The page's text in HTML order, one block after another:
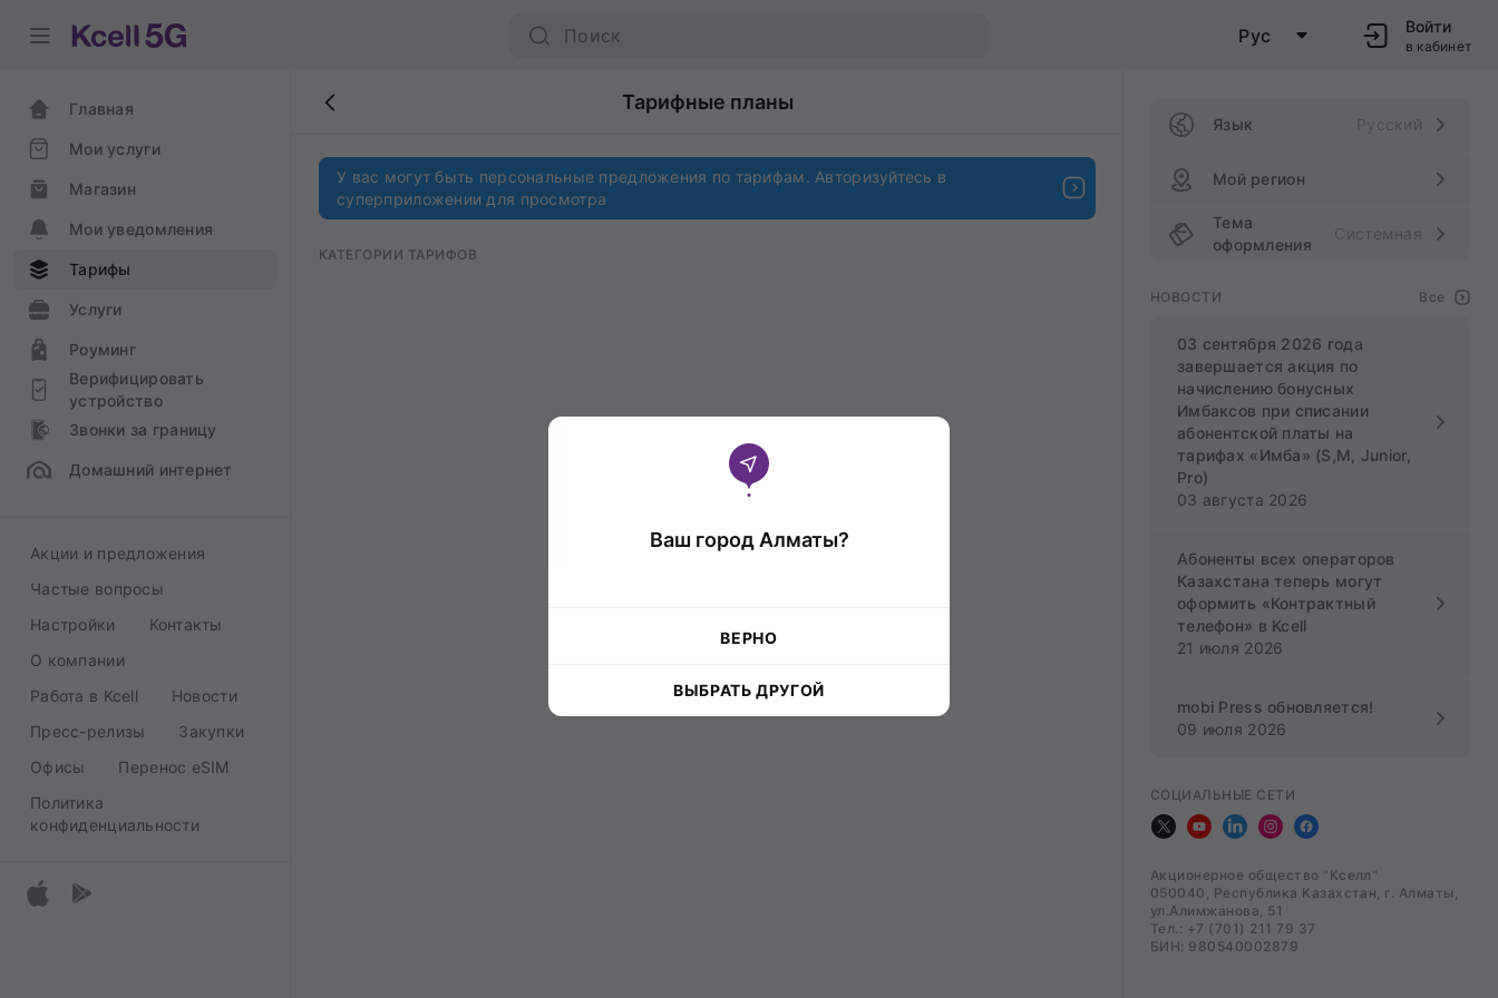
Рус Войти
в кабинет
Главная
Мои услуги
Магазин
Мои уведомления
Тарифы
Услуги
Роуминг
Верифицировать
устройство
Звонки за границу
Домашний интернет
Акции и предложения
Частые вопросы
Настройки
Контакты
О компании
Работа в Kcell
Новости
Пресс-релизы
Закупки
Офисы
Перенос eSIM
Политика
конфиденциальности
Тарифные планы
У вас могут быть персональные предложения по тарифам. Авторизуйтесь в
суперприложении для просмотра
КАТЕГОРИИ ТАРИФОВ
Язык Русский
Мой регион
Тема
оформления
Системная
НОВОСТИ Все
03 сентября 2026 года
завершается акция по
начислению бонусных
Имбаксов при списании
абонентской платы на
тарифах «Имба» (S,M, Junior,
Pro)
03 августа 2026
Абоненты всех операторов
Казахстана теперь могут
оформить «Контрактный
телефон» в Kcell
21 июля 2026
mobi Press обновляется!
09 июля 2026
СОЦИАЛЬНЫЕ СЕТИ
Акционерное общество "Кселл"
050040, Республика Казахстан, г. Алматы,
ул.Алимжанова, 51
Тел.: +7 (701) 211 79 37
БИН: 980540002879
Ваш город Алматы?
ВЕРНО
ВЫБРАТЬ ДРУГОЙ